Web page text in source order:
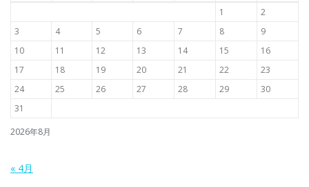
2026年8月
1
2
3
4 5 6 7 8
9
10
11 12 13 14 15
16
17
18 19 20 21 22
23
24
25 26 27 28 29
30
31
« 4月